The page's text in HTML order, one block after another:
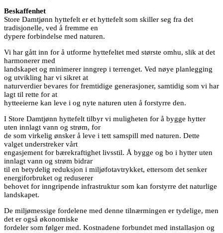
Beskaffenhet
Store Damtjønn hyttefelt er et hyttefelt som skiller seg fra det
tradisjonelle, ved å fremme en
dypere forbindelse med naturen.
Vi har gått inn for å utforme hyttefeltet med største omhu, slik at det
harmonerer med
landskapet og minimerer inngrep i terrenget. Ved nøye planlegging
og utvikling har vi sikret at
naturverdier bevares for fremtidige generasjoner, samtidig som vi har
lagt til rette for at
hytteeierne kan leve i og nyte naturen uten å forstyrre den.
I Store Damtjønn hyttefelt tilbyr vi muligheten for å bygge hytter
uten innlagt vann og strøm, for
de som virkelig ønsker å leve i tett samspill med naturen. Dette
valget understreker vårt
engasjement for bærekraftighet livsstil. Å bygge og bo i hytter uten
innlagt vann og strøm bidrar
til en betydelig reduksjon i miljøfotavtrykket, ettersom det senker
energiforbruket og reduserer
behovet for inngripende infrastruktur som kan forstyrre det naturlige
landskapet.
De miljømessige fordelene med denne tilnærmingen er tydelige, men
det er også økonomiske
fordeler som følger med. Kostnadene forbundet med installasjon og